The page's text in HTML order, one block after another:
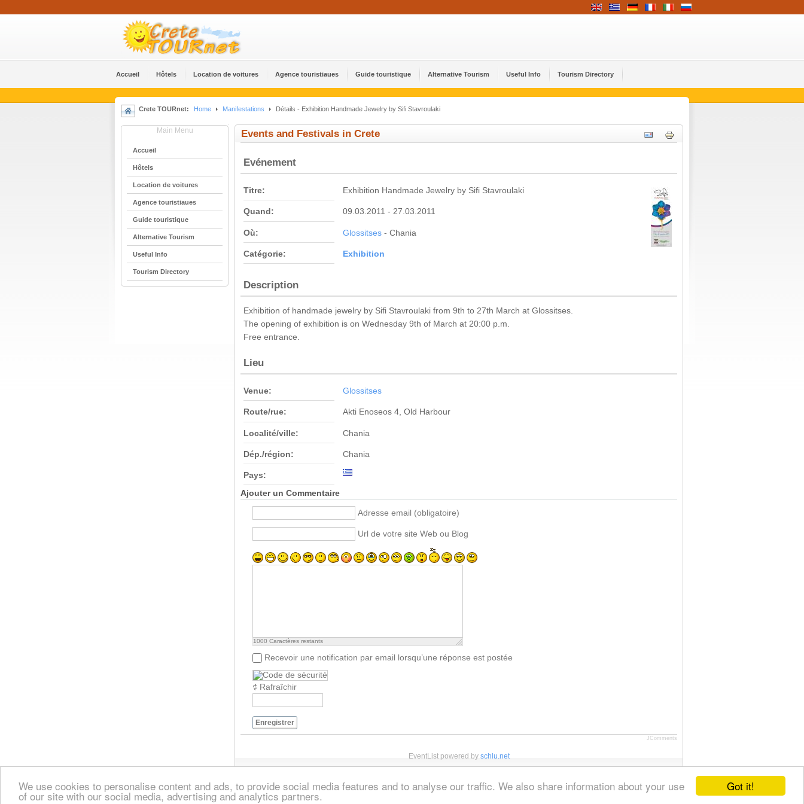
Got it!
We use cookies to personalise content and ads, to provide social media features and to analyse our traffic. We also share information about your use
of our site with our social media, advertising and analytics partners.
Accueil Hôtels Location de voitures Agence touristiaues Guide touristique Alternative Tourism Useful Info Tourism Directory
Crete TOURnet: Home Manifestations Détails - Exhibition Handmade Jewelry by Sifi Stavroulaki
Main Menu
Accueil
Hôtels
Location de voitures
Agence touristiaues
Guide touristique
Alternative Tourism
Useful Info
Tourism Directory
Events and Festivals in Crete
Evénement
Titre: Exhibition Handmade Jewelry by Sifi Stavroulaki
Quand: 09.03.2011 - 27.03.2011
Où: Glossitses- Chania
Catégorie: Εxhibition
Description
Exhibition of handmade jewelry by Sifi Stavroulaki from 9th to 27th March at Glossitses.
The opening of exhibition is on Wednesday 9th of March at 20:00 p.m.
Free entrance.
Lieu
Venue: Glossitses
Route/rue: Akti Enoseos 4, Old Harbour
Localité/ville: Chania
Dép./région: Chania
Pays:
Ajouter un Commentaire
Adresse email (obligatoire)
Url de votre site Web ou Blog
1000 Caractères restants
Recevoir une notification par email lorsqu’une réponse est postée
Rafraîchir
Enregistrer
JComments
EventList powered by schlu.net
Accueil Join Crete TOURnet Advertising Ma Brochure